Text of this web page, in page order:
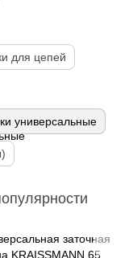
для цепей
универсальные